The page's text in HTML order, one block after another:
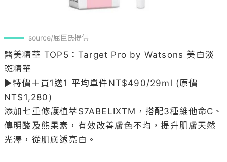
source/屈臣氏提供
醫美精華 TOP5：Target Pro by Watsons 美白淡
斑精華
▶特價＋買1送1 平均單件NT$490/29ml (原價
NT$1,280)
添加七重修護植萃S7ABELIXTM，搭配3種維他命C、
傳明酸及熊果素，有效改善膚色不均，提升肌膚天然
光澤，從肌底透亮白。